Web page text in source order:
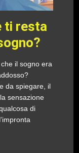
ti resta
il sogno era
da spiegare, il
sensazione
di